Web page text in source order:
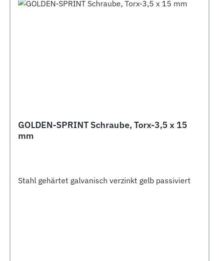
GOLDEN-SPRINT Schraube, Torx-3,5 x 15
mm
Stahl gehärtet galvanisch verzinkt gelb passiviert